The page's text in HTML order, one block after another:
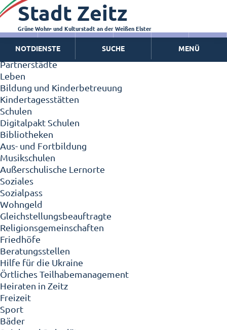
Zeitz - Die Kleinstadt
Willkommen in Zeitz!
Interview mit Oberbürgermeister Christian Thieme
Zeitz - Stadt der Zukunft
Ortschaften
Partnerstädte
Leben
Bildung und Kinderbetreuung
Kindertagesstätten
Schulen
Digitalpakt Schulen
Bibliotheken
Aus- und Fortbildung
Musikschulen
Außerschulische Lernorte
Soziales
Sozialpass
Wohngeld
Gleichstellungsbeauftragte
Religionsgemeinschaften
Friedhöfe
Beratungsstellen
Hilfe für die Ukraine
Örtliches Teilhabemanagement
Heiraten in Zeitz
Freizeit
Sport
Bäder
Stadt Zeitz
Grüne Wohn- und Kulturstadt an der Weißen Elster
NOTDIENSTE SUCHE MENÜ